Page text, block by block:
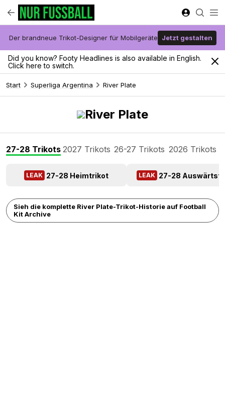
Der brandneue Trikot-Designer für Mobilgeräte Jetzt gestalten
Did you know? Footy Headlines is also available in English.
Click here to switch.
Start Superliga Argentina River Plate
River Plate
27-28 Trikots 2027 Trikots 26-27 Trikots 2026 Trikots
LEAK 27-28 Heimtrikot LEAK 27-28
Sieh die komplette River Plate-Trikot-Historie auf Football
Kit Archive